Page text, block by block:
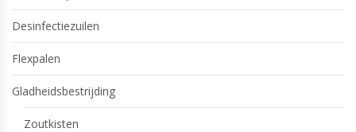
Desinfectiezuilen
Flexpalen
Gladheidsbestrijding
Zoutkisten